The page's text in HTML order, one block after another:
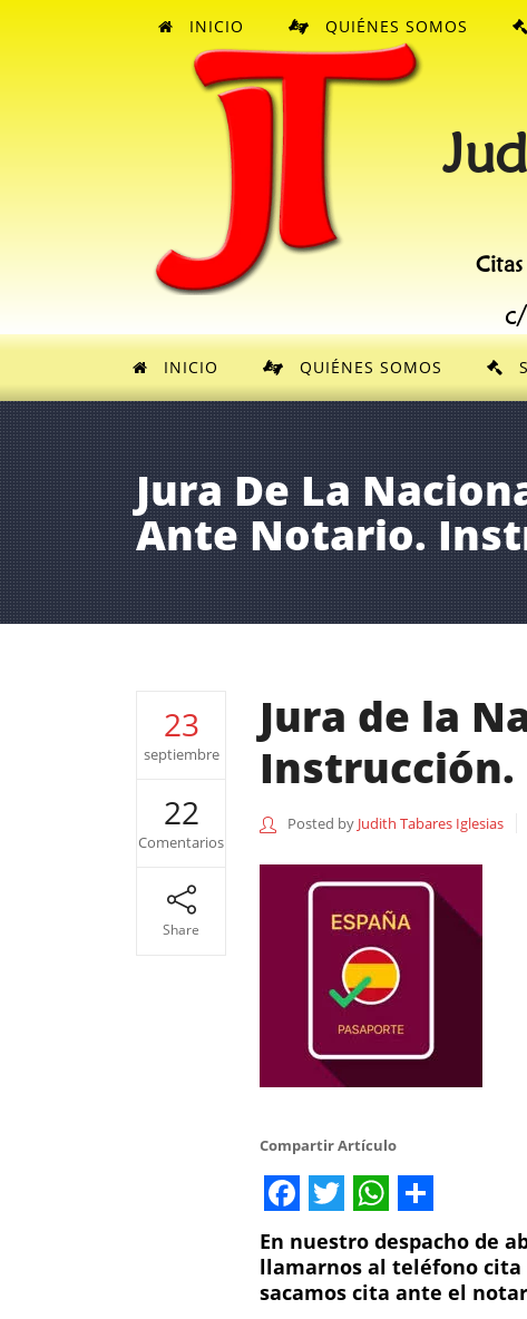
Citas
INICIO QUIÉNES SOMOS
INICIO QUIÉNES SOMOS
Jura De La
Ante Notario.
23
septiembre
22
Comentarios
Share
Jura de la
Instrucción.
Posted by Judith Tabares Iglesias
Compartir Artículo
Facebook
Twitter
WhatsApp
Share
En nuestro despacho de
llamarnos al teléfono cita
sacamos cita ante el